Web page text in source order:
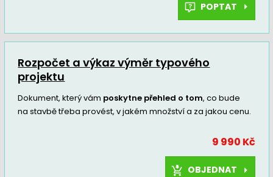
POPTAT
Rozpočet a výkaz výměr typového
projektu
Dokument, který vám poskytne přehled o tom, co bude
na stavbě třeba provést, v jakém množství a za jakou cenu.
9 990 Kč
OBJEDNAT